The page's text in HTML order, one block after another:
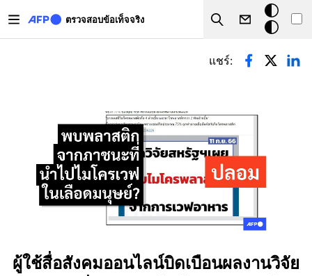
ตรวจสอบข้อเท็จจริง
Search
โหมด
มืด
Primary tabs
แชร์:
ผู้ใช้สื่อสังคมออนไลน์บิดเบือนผลงานวิจัย